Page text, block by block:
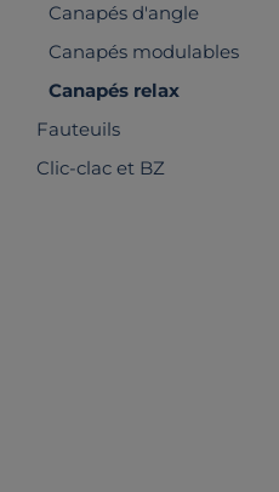
Canapés d'angle
Canapés modulables
Canapés relax
Fauteuils
Clic-clac et BZ